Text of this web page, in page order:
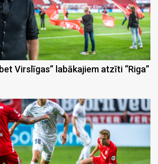
Virslīgas” labākajiem atzīti “Riga”